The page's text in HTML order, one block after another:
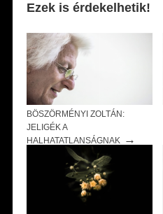
Ezek is érdekelhetik!
BÖSZÖRMÉNYI ZOLTÁN:
JELIGÉK A
HALHATATLANSÁGNAK→